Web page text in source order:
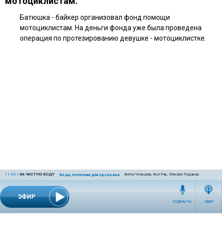
ЭФИР
11:03 | НА ЧИСТУЮ ВОДУ Вода, полезная для здоровья Антон Челышев, Ася Рак, Михаил Рудаков
ПОДКАСТЫ ЭФИР
Батюшка - байкер организовал фонд помощи
мотоциклистам. На деньги фонда уже была проведена
операция по протезированию девушке - мотоциклистке.